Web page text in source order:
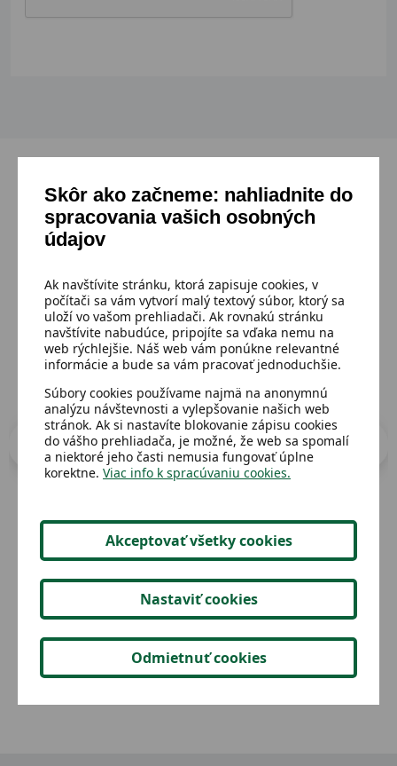
Mohlo by sa ti páčiť
Prejsť do katalógu
Dostupný
Školský vak
Detail 2,02 €
Skôr ako začneme: nahliadnite do
spracovania vašich osobných
údajov
Ak navštívite stránku, ktorá zapisuje cookies, v
počítači sa vám vytvorí malý textový súbor, ktorý sa
uloží vo vašom prehliadači. Ak rovnakú stránku
navštívite nabudúce, pripojíte sa vďaka nemu na
web rýchlejšie. Náš web vám ponúkne relevantné
informácie a bude sa vám pracovať jednoduchšie.
Súbory cookies používame najmä na anonymnú
analýzu návštevnosti a vylepšovanie našich web
stránok. Ak si nastavíte blokovanie zápisu cookies
do vášho prehliadača, je možné, že web sa spomalí
a niektoré jeho časti nemusia fungovať úplne
korektne. Viac info k spracúvaniu cookies.
Akceptovať všetky cookies
Nastaviť cookies
Odmietnuť cookies